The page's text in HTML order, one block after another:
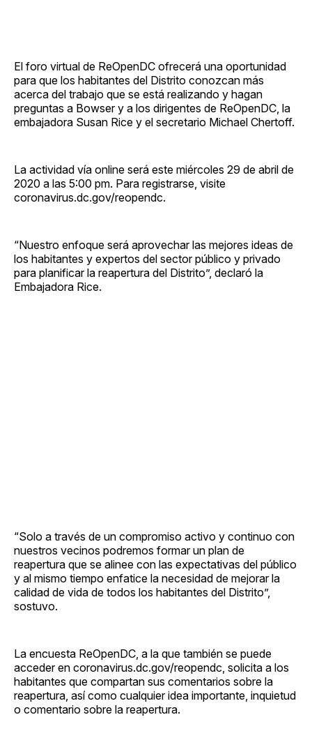
El foro virtual de ReOpenDC ofrecerá una oportunidad
para que los habitantes del Distrito conozcan más
acerca del trabajo que se está realizando y hagan
preguntas a Bowser y a los dirigentes de ReOpenDC, la
embajadora Susan Rice y el secretario Michael Chertoff.
La actividad vía online será este miércoles 29 de abril de
2020 a las 5:00 pm. Para registrarse, visite
coronavirus.dc.gov/reopendc.
“Nuestro enfoque será aprovechar las mejores ideas de
los habitantes y expertos del sector público y privado
para planificar la reapertura del Distrito”, declaró la
Embajadora Rice.
“Solo a través de un compromiso activo y continuo con
nuestros vecinos podremos formar un plan de
reapertura que se alinee con las expectativas del público
y al mismo tiempo enfatice la necesidad de mejorar la
calidad de vida de todos los habitantes del Distrito”,
sostuvo.
La encuesta ReOpenDC, a la que también se puede
acceder en coronavirus.dc.gov/reopendc, solicita a los
habitantes que compartan sus comentarios sobre la
reapertura, así como cualquier idea importante, inquietud
o comentario sobre la reapertura.